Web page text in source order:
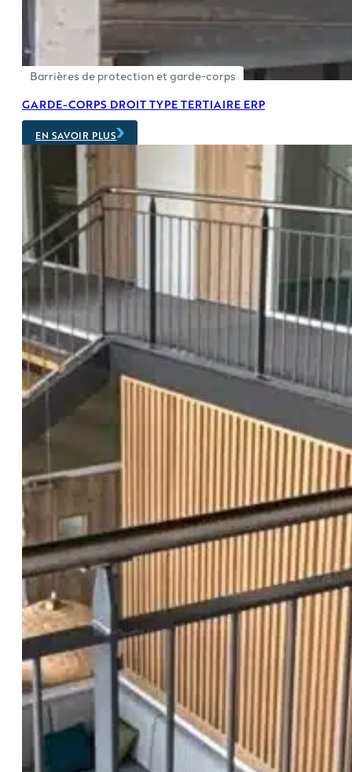
Barrières de protection et garde-corps
GARDE-CORPS DROIT TYPE TERTIAIRE ERP
EN SAVOIR PLUS